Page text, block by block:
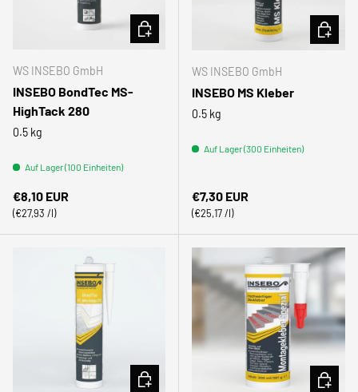
WS INSEBO GmbH
INSEBO BondTec MS-
HighTack 280
0.5 kg
Auf Lager (100 Einheiten)
Normaler Preis
€8,10 EUR
Grundpreis
€27,93 /l
IN DEN WARENKORB
WS INSEBO GmbH
INSEBO MS Kleber
0.5 kg
Auf Lager (300 Einheiten)
Normaler Preis
€7,30 EUR
Grundpreis
€25,17 /l
IN DEN WARENKORB IN DEN